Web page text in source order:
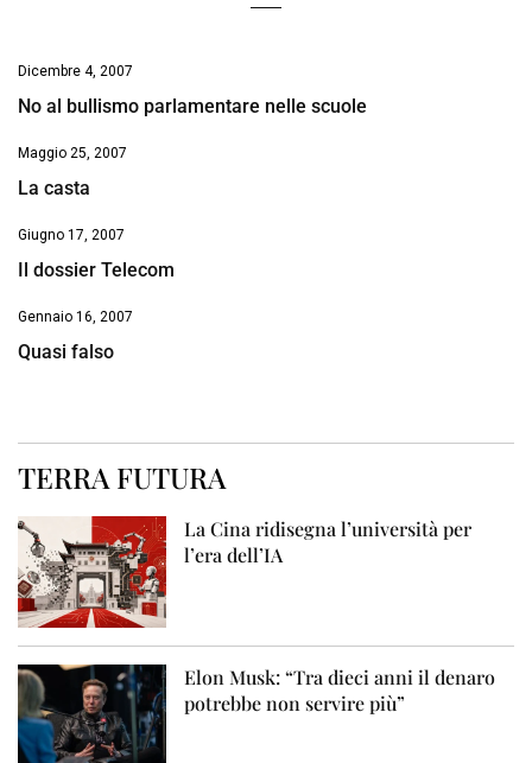
Dicembre 4, 2007
No al bullismo parlamentare nelle scuole
Maggio 25, 2007
La casta
Giugno 17, 2007
Il dossier Telecom
Gennaio 16, 2007
Quasi falso
TERRA FUTURA
La Cina ridisegna l’università per
l’era dell’IA
Elon Musk: “Tra dieci anni il denaro
potrebbe non servire più”